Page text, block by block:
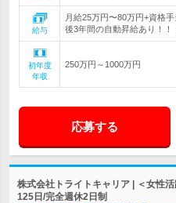
給与
月給25万円〜80万円+資格
後3年間の自動昇給あり！
初年度
年収
250万円～1000万円
応募する
株式会社トライトキャリア | ＜女性
125日/完全週休2日制